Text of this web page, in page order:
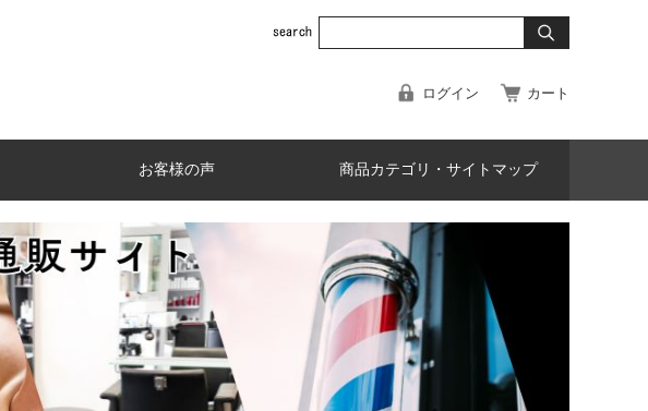
ログイン カート
お客様の声 商品カテゴリ・サイトマップ